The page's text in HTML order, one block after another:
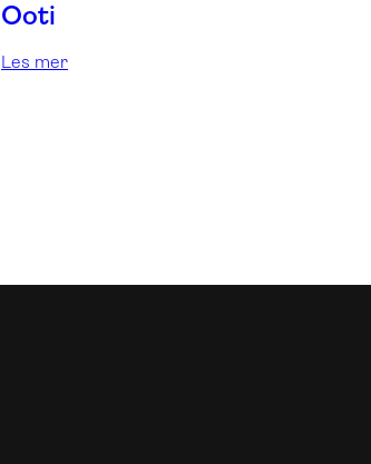
Ooti
Les mer